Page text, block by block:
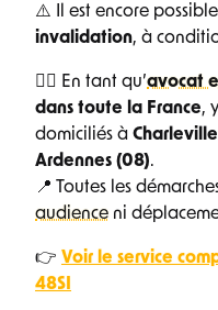
⚠️ Il est encore
invalidation, à
👨‍⚖️ En tant qu’avocat
dans toute la France,
domiciliés à
Ardennes (08).
📍 Toutes les
audience ni
👉 Voir le service
48SI